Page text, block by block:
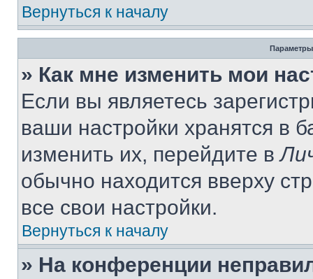
Вернуться к началу
Параметры
» Как мне изменить мои
Если вы являетесь
ваши настройки хранятся в
изменить их, перейдите в
обычно находится вверху
все свои настройки.
Вернуться к началу
» На конференции